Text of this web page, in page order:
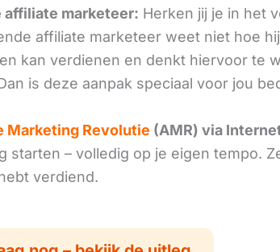
affiliate marketeer: Herken jij je in het
affiliate marketeer weet niet hoe
kan verdienen en denkt hiervoor te
is deze aanpak speciaal voor jou
Marketing Revolutie (AMR) via
starten – volledig op je eigen tempo.
verdiend.